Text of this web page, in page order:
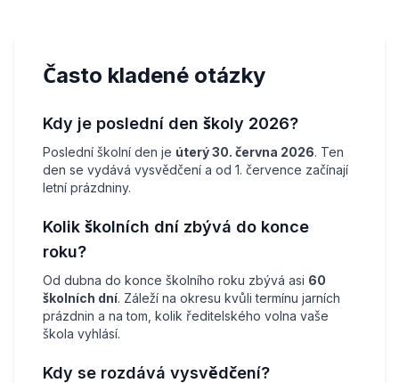
Často kladené otázky
Kdy je poslední den školy 2026?
Poslední školní den je úterý 30. června 2026. Ten
den se vydává vysvědčení a od 1. července začínají
letní prázdniny.
Kolik školních dní zbývá do konce
roku?
Od dubna do konce školního roku zbývá asi 60
školních dní. Záleží na okresu kvůli termínu jarních
prázdnin a na tom, kolik ředitelského volna vaše
škola vyhlásí.
Kdy se rozdává vysvědčení?